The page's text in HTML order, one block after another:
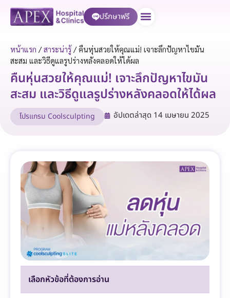
ปรึกษาฟรี
หน้าแรก /สาระน่ารู้/คืนหุ่นสวยให้คุณแม่! เจาะลึกปัญหาไขมัน
สะสม และวิธีดูแลรูปร่างหลังคลอดให้ได้ผล
คืนหุ่นสวยให้คุณแม่! เจาะลึกปัญหาไขมัน
สะสม และวิธีดูแลรูปร่างหลังคลอดให้ได้ผล
โปรแกรม Coolsculpting อัปเดตล่าสุด 14 เมษายน 2025
เลือกหัวข้อที่ต้องการอ่าน